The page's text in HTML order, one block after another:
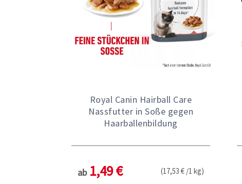
Royal Canin Hairball Care
Nassfutter in Soße gegen
Haarballenbildung
ab 1,49 € (17,53 € /1 kg)